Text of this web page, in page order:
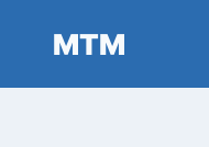
MTM